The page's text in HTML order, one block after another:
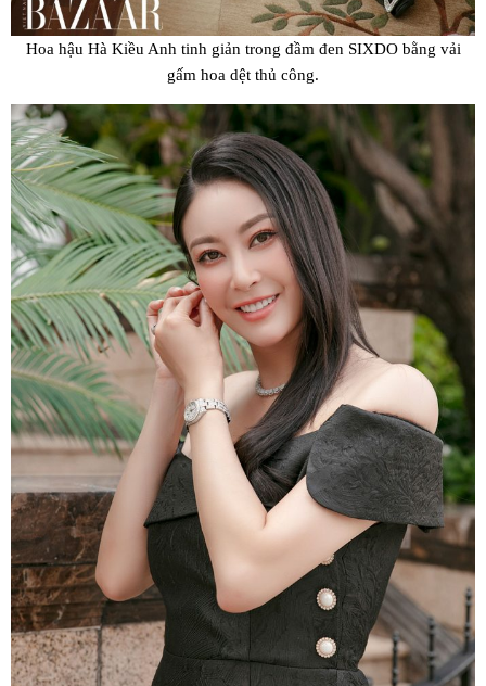
Hoa hậu Hà Kiều Anh tinh giản trong đầm đen SIXDO bằng vải
gấm hoa dệt thủ công.